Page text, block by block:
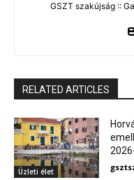
GSZT szakújság ::
RELATED ARTICLES
Üzleti élet